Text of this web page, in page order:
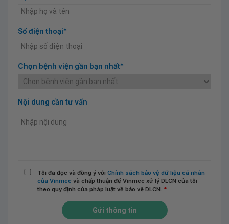
Số điện thoại*
Chọn bệnh viện gần bạn nhất*
Nội dung cần tư vấn
Tôi đã đọc và đồng ý với Chính sách bảo vệ dữ liệu cá nhân
của Vinmec và chấp thuận để Vinmec xử lý DLCN của tôi
theo quy định của pháp luật về bảo vệ DLCN. *
Gửi thông tin